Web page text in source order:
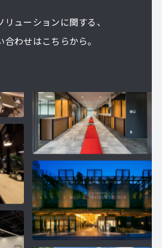
ューションに関する、
合わせはこちらから。